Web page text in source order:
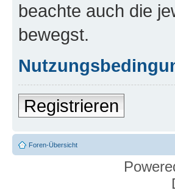
beachte auch die
bewegst.
Registrieren
Foren-Übersicht